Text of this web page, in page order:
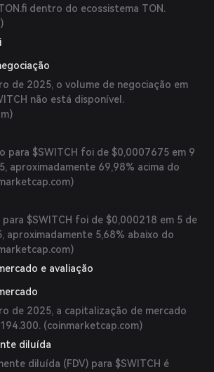
dentro do ecossistema TON.
)
de 2025, o volume de negociação em
não está disponível.
)
para $SWITCH foi de $0,0007675 em 9
aproximadamente 69,98% acima do
)
$SWITCH foi de $0,000218 em 5 de
aproximadamente 5,68% abaixo do
)
e avaliação
de 2025, a capitalização de mercado
(coinmarketcap.com)
diluída
diluída (FDV) para $SWITCH é